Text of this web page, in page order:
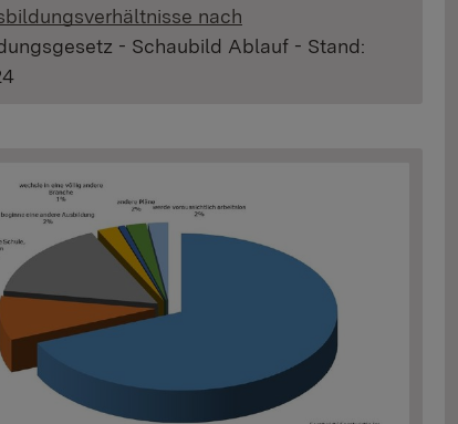
nach
- Schaubild Ablauf - Stand: